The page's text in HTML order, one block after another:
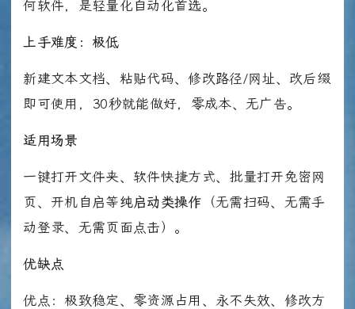
何软件，是轻量化自动化首选。
上手难度：极低
新建文本文档、粘贴代码、修改路径/网址、改后缀
即可使用，30秒就能做好，零成本、无广告。
适用场景
一键打开文件夹、软件快捷方式、批量打开免密网
页、开机自启等纯启动类操作 （无需扫码、无需手
动登录、无需页面点击）。
优缺点
优点：极致稳定、零资源占用、永不失效、修改方